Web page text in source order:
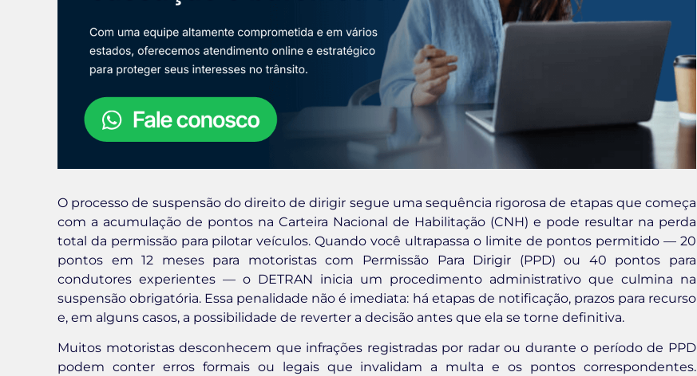
O processo de suspensão do direito de dirigir segue uma sequência rigorosa de etapas que começa
com a acumulação de pontos na Carteira Nacional de Habilitação (CNH) e pode resultar na perda
total da permissão para pilotar veículos. Quando você ultrapassa o limite de pontos permitido — 20
pontos em 12 meses para motoristas com Permissão Para Dirigir (PPD) ou 40 pontos para
condutores experientes — o DETRAN inicia um procedimento administrativo que culmina na
suspensão obrigatória. Essa penalidade não é imediata: há etapas de notificação, prazos para recurso
e, em alguns casos, a possibilidade de reverter a decisão antes que ela se torne definitiva.
Muitos motoristas desconhecem que infrações registradas por radar ou durante o período de PPD
podem conter erros formais ou legais que invalidam a multa e os pontos correspondentes.